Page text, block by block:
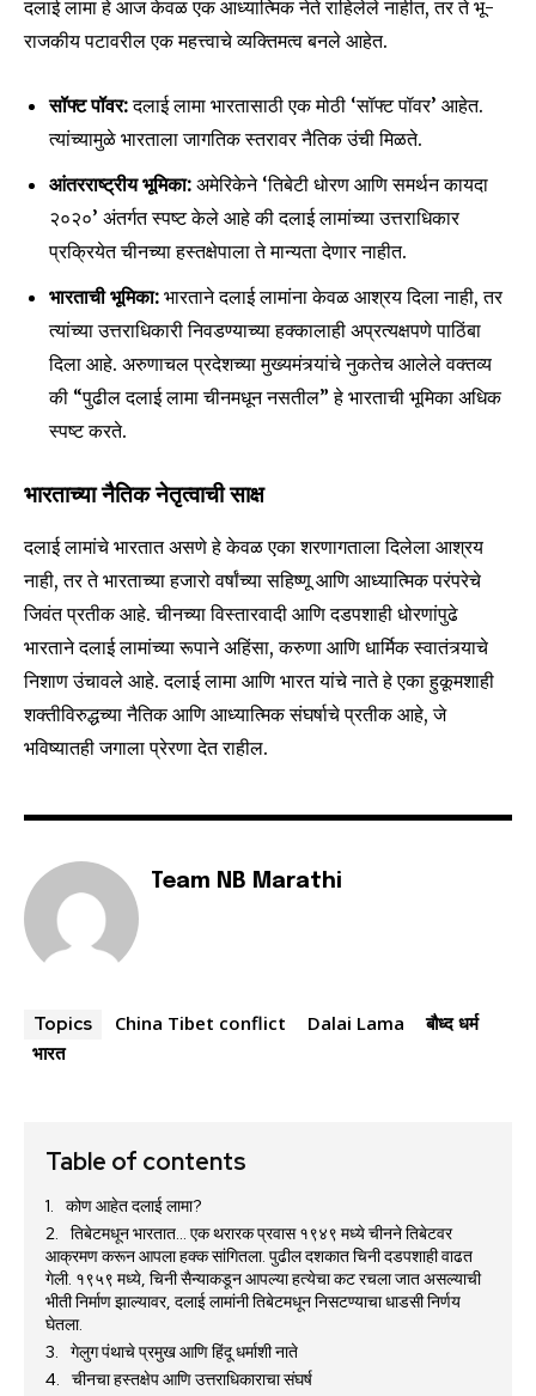
दलाई लामा हे आज केवळ एक आध्यात्मिक नेते राहिलेले नाहीत, तर ते भू-
राजकीय पटावरील एक महत्त्वाचे व्यक्तिमत्व बनले आहेत.
सॉफ्ट पॉवर:दलाई लामा भारतासाठी एक मोठी ‘सॉफ्ट पॉवर’ आहेत.
त्यांच्यामुळे भारताला जागतिक स्तरावर नैतिक उंची मिळते.
आंतरराष्ट्रीय भूमिका: अमेरिकेने ‘तिबेटी धोरण आणि समर्थन कायदा
२०२०’ अंतर्गत स्पष्ट केले आहे की दलाई लामांच्या उत्तराधिकार
प्रक्रियेत चीनच्या हस्तक्षेपाला ते मान्यता देणार नाहीत.
भारताची भूमिका: भारताने दलाई लामांना केवळ आश्रय दिला नाही, तर
त्यांच्या उत्तराधिकारी निवडण्याच्या हक्कालाही अप्रत्यक्षपणे पाठिंबा
दिला आहे. अरुणाचल प्रदेशच्या मुख्यमंत्र्यांचे नुकतेच आलेले वक्तव्य
की “पुढील दलाई लामा चीनमधून नसतील” हे भारताची भूमिका अधिक
स्पष्ट करते.
भारताच्या नैतिक नेतृत्वाची साक्ष
दलाई लामांचे भारतात असणे हे केवळ एका शरणागताला दिलेला आश्रय
नाही, तर ते भारताच्या हजारो वर्षांच्या सहिष्णू आणि आध्यात्मिक परंपरेचे
जिवंत प्रतीक आहे. चीनच्या विस्तारवादी आणि दडपशाही धोरणांपुढे
भारताने दलाई लामांच्या रूपाने अहिंसा, करुणा आणि धार्मिक स्वातंत्र्याचे
निशाण उंचावले आहे. दलाई लामा आणि भारत यांचे नाते हे एका हुकूमशाही
शक्तीविरुद्धच्या नैतिक आणि आध्यात्मिक संघर्षाचे प्रतीक आहे, जे
भविष्यातही जगाला प्रेरणा देत राहील.
Team NB Marathi
Topics China Tibet conflict Dalai Lama
बौध्द धर्म
भारत
Table of contents
कोण आहेत दलाई लामा?
तिबेटमधून भारतात… एक थरारक प्रवास १९४९ मध्ये चीनने तिबेटवर
आक्रमण करून आपला हक्क सांगितला. पुढील दशकात चिनी दडपशाही वाढत
गेली. १९५९ मध्ये, चिनी सैन्याकडून आपल्या हत्येचा कट रचला जात असल्याची
भीती निर्माण झाल्यावर, दलाई लामांनी तिबेटमधून निसटण्याचा धाडसी निर्णय
घेतला.
गेलुग पंथाचे प्रमुख आणि हिंदू धर्माशी नाते
चीनचा हस्तक्षेप आणि उत्तराधिकाराचा संघर्ष